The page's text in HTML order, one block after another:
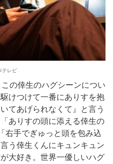
テレビ
の倖生のハグシーンについ
けつけて一番にありすを抱
てあげられなくて』と言う
ありすの頭に添える倖生の
右手でぎゅっと頭を包み込
う倖生くんにキュンキュン
大好き。世界一優しいハグ